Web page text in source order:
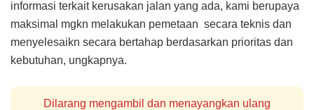
informasi terkait kerusakan jalan yang ada, kami berupaya
maksimal mgkn melakukan pemetaan secara teknis dan
menyelesaikn secara bertahap berdasarkan prioritas dan
kebutuhan, ungkapnya.
Dilarang mengambil dan menayangkan ulang